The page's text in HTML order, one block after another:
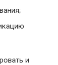
и